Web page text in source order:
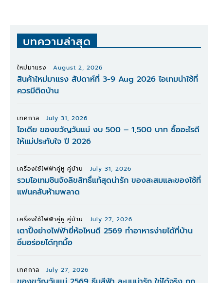
บทความล่าสุด
ใหม่มาแรง August 2, 2026
สินค้าใหม่มาแรง สัปดาห์ที่ 3-9 Aug 2026 ไอเทมน่าใช้ที่
ควรมีติดบ้าน
เทศกาล July 31, 2026
ไอเดีย ของขวัญวันแม่ งบ 500 – 1,500 บาท ซื้ออะไรดี
ให้แม่ประทับใจ ปี 2026
เครื่องใช้ไฟฟ้าคู่หู คู่บ้าน July 31, 2026
รวมไอเทมชินจังลิขสิทธิ์แท้สุดน่ารัก ของสะสมและของใช้ที่
แฟนคลับห้ามพลาด
เครื่องใช้ไฟฟ้าคู่หู คู่บ้าน July 27, 2026
เตาปิ้งย่างไฟฟ้ายี่ห้อไหนดี 2569 ทำอาหารง่ายได้ที่บ้าน
อิ่มอร่อยได้ทุกมื้อ
เทศกาล July 27, 2026